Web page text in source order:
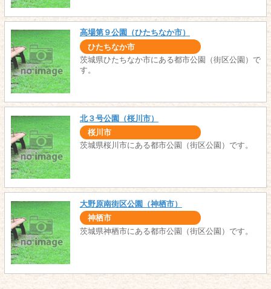
高場第９公園（ひたちなか市）
ひたちなか市
茨城県ひたちなか市にある都市公園（街区公園）で
す。
北３号公園（桜川市）
桜川市
茨城県桜川市にある都市公園（街区公園）です。
大野原南街区公園（神栖市）
神栖市
茨城県神栖市にある都市公園（街区公園）です。